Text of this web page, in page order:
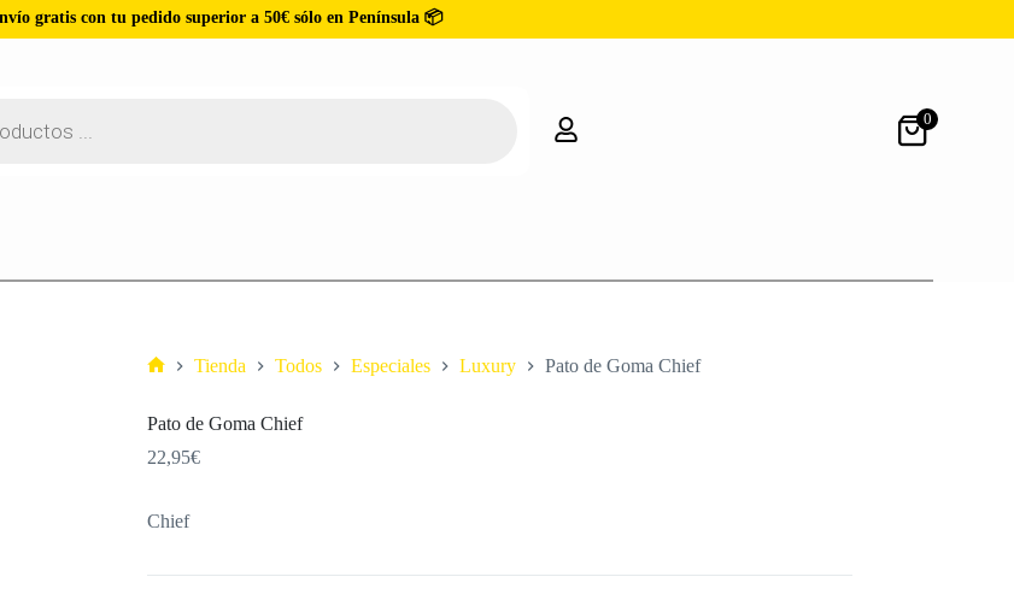
gratis con tu pedido superior a 50€ sólo en Península 📦
0
Tienda Todos Especiales Luxury Pato de Goma Chief
Pato de Goma Chief
22,95€
Chief